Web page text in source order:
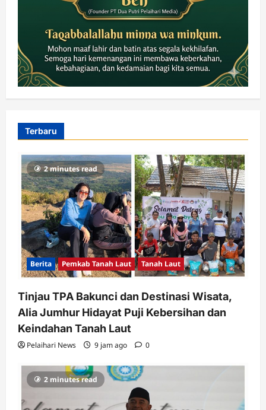
Terbaru
2 minutes read
Berita Pemkab Tanah Laut Tanah Laut
Tinjau TPA Bakunci dan Destinasi Wisata,
Alia Jumhur Hidayat Puji Kebersihan dan
Keindahan Tanah Laut
Pelaihari News 9 jam ago 0
2 minutes read